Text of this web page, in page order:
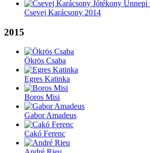
Csevej Karácsony 2014
2015
Ökrös Csaba
Egres Katinka
Boros Misi
Gabor Amadeus
Cakó Ferenc